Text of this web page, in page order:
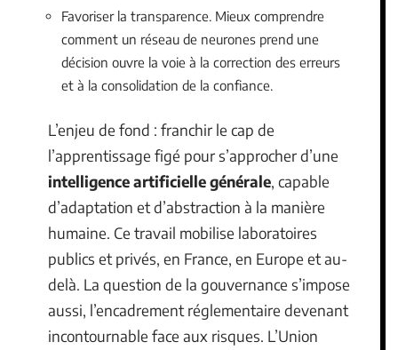
Favoriser la transparence. Mieux comprendre
comment un réseau de neurones prend une
décision ouvre la voie à la correction des erreurs
et à la consolidation de la confiance.
L’enjeu de fond : franchir le cap de
l’apprentissage figé pour s’approcher d’une
intelligence artificielle générale, capable
d’adaptation et d’abstraction à la manière
humaine. Ce travail mobilise laboratoires
publics et privés, en France, en Europe et au-
delà. La question de la gouvernance s’impose
aussi, l’encadrement réglementaire devenant
incontournable face aux risques. L’Union